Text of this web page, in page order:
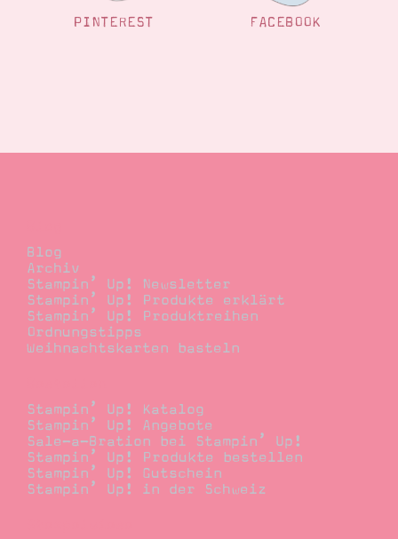
PINTEREST FACEBOOK
Blog
Archiv
Stampin’ Up! Newsletter
Stampin’ Up! Produkte erklärt
Stampin’ Up! Produktreihen
Ordnungstipps
Weihnachtskarten basteln
Stampin’ Up! Katalog
Stampin’ Up! Angebote
Sale-a-Bration bei Stampin’ Up!
Stampin’ Up! Produkte bestellen
Stampin’ Up! Gutschein
Stampin’ Up! in der Schweiz